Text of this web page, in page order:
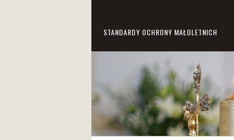
STANDARDY OCHRONY MAŁOLETNICH